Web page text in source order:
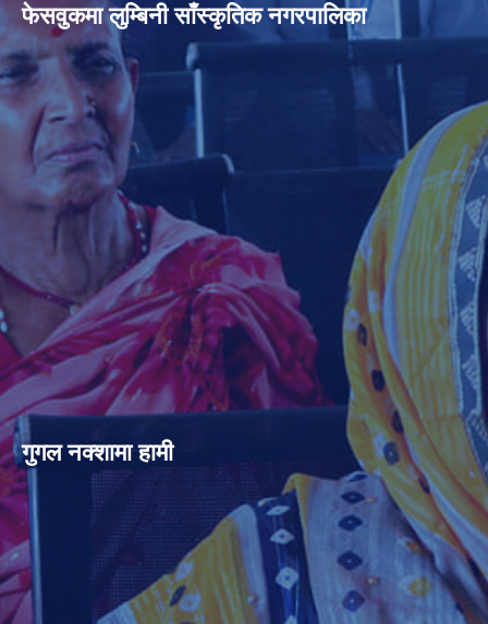
फेसवुकमा लुम्बिनी साँस्कृतिक नगरपालिका
गुगल नक्शामा हामी